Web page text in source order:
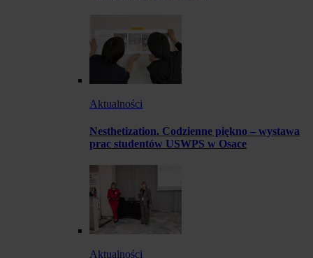
Aktualności
Nesthetization. Codzienne piękno – wystawa
prac studentów USWPS w Osace
Aktualności